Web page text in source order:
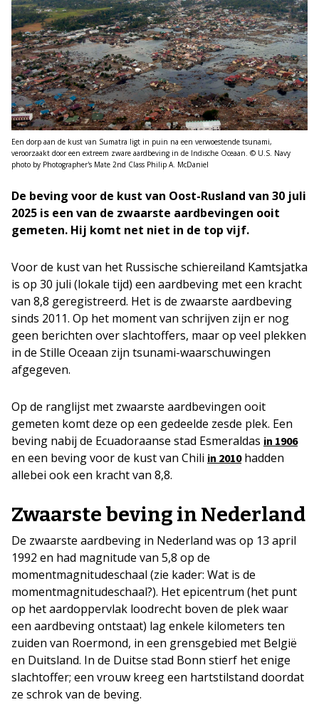
Een dorp aan de kust van Sumatra ligt in puin na een verwoestende tsunami,
veroorzaakt door een extreem zware aardbeving in de Indische Oceaan. © U.S. Navy
photo by Photographer's Mate 2nd Class Philip A. McDaniel
De beving voor de kust van Oost-Rusland van 30 juli
2025 is een van de zwaarste aardbevingen ooit
gemeten. Hij komt net niet in de top vijf.
Voor de kust van het Russische schiereiland Kamtsjatka
is op 30 juli (lokale tijd) een aardbeving met een kracht
van 8,8 geregistreerd. Het is de zwaarste aardbeving
sinds 2011. Op het moment van schrijven zijn er nog
geen berichten over slachtoffers, maar op veel plekken
in de Stille Oceaan zijn tsunami-waarschuwingen
afgegeven.
Op de ranglijst met zwaarste aardbevingen ooit
gemeten komt deze op een gedeelde zesde plek. Een
beving nabij de Ecuadoraanse stad Esmeraldas in 1906
en een beving voor de kust van Chili in 2010hadden
allebei ook een kracht van 8,8.
Zwaarste beving in Nederland
De zwaarste aardbeving in Nederland was op 13 april
1992 en had magnitude van 5,8 op de
momentmagnitudeschaal (zie kader: Wat is de
momentmagnitudeschaal?). Het epicentrum (het punt
op het aardoppervlak loodrecht boven de plek waar
een aardbeving ontstaat) lag enkele kilometers ten
zuiden van Roermond, in een grensgebied met België
en Duitsland. In de Duitse stad Bonn stierf het enige
slachtoffer; een vrouw kreeg een hartstilstand doordat
ze schrok van de beving.